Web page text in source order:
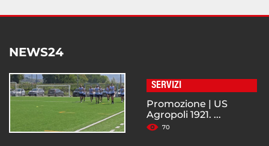
NEWS24
SERVIZI
Promozione | US
Agropoli 1921. ...
70